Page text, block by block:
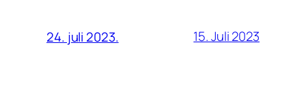
24. juli 2023. 15. Juli 2023